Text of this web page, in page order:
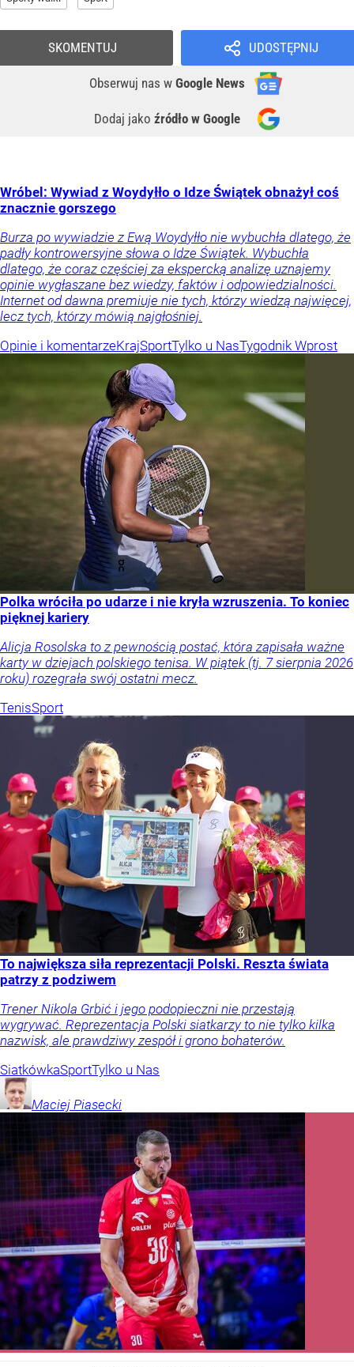
UDOSTĘPNIJ
Obserwuj nas w Google News
Dodaj jako źródło w Google
SKOMENTUJ
Wróbel: Wywiad z Woydyłło o Idze Świątek obnażył coś
znacznie gorszego
Burza po wywiadzie z Ewą Woydyłło nie wybuchła dlatego, że
padły kontrowersyjne słowa o Idze Świątek. Wybuchła
dlatego, że coraz częściej za ekspercką analizę uznajemy
opinie wygłaszane bez wiedzy, faktów i odpowiedzialności.
Internet od dawna premiuje nie tych, którzy wiedzą najwięcej,
lecz tych, którzy mówią najgłośniej.
Opinie i komentarzeKrajSportTylko u NasTygodnik Wprost
Polka wróciła po udarze i nie kryła wzruszenia. To koniec
pięknej kariery
Alicja Rosolska to z pewnością postać, która zapisała ważne
karty w dziejach polskiego tenisa. W piątek (tj. 7 sierpnia 2026
roku) rozegrała swój ostatni mecz.
TenisSport
To największa siła reprezentacji Polski. Reszta świata
patrzy z podziwem
Trener Nikola Grbić i jego podopieczni nie przestają
wygrywać. Reprezentacja Polski siatkarzy to nie tylko kilka
nazwisk, ale prawdziwy zespół i grono bohaterów.
SiatkówkaSportTylko u Nas
Maciej Piasecki